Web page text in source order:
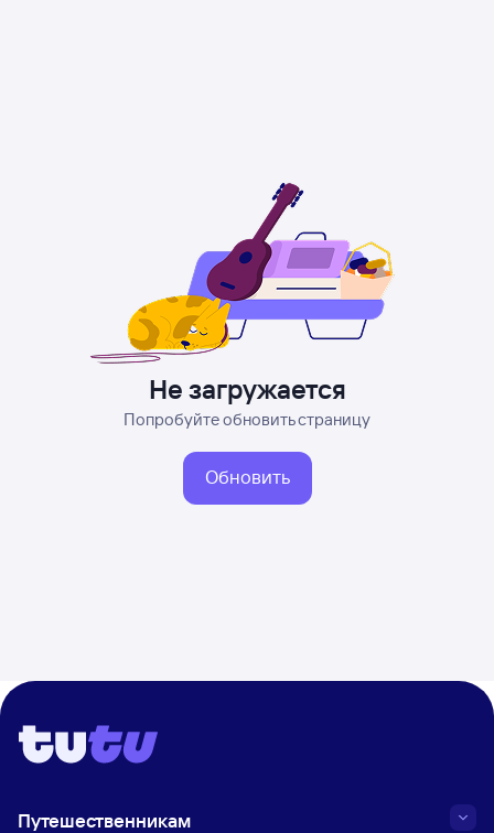
Не загружается
Попробуйте обновить страницу
Обновить
Путешественникам